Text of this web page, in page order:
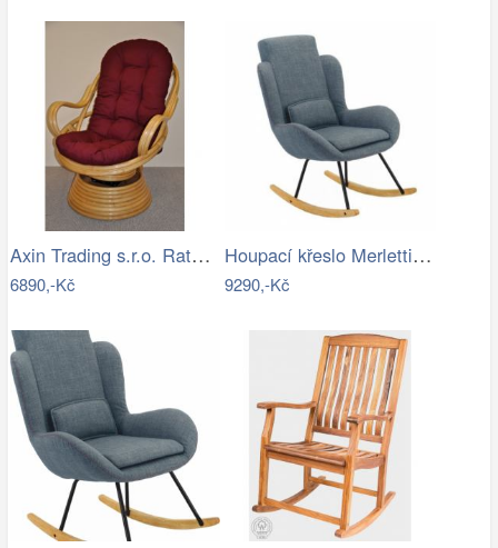
Axin Trading s.r.o. Ratanové houpací…
6890,-Kč
Houpací křeslo Merletti, látka šedá
9290,-Kč